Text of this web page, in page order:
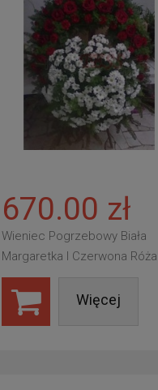
670.00 zł
Wieniec Pogrzebowy Biała
Margaretka I Czerwona Róża
Więcej